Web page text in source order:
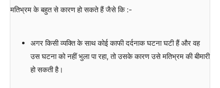
मतिभ्रम के बहुत से कारण हो सकते हैं जैसे कि :-
अगर किसी व्यक्ति के साथ कोई काफी दर्दनाक घटना घटी हैं और वह
उस घटना को नहीं भुला पा रहा, तो उसके कारण उसे मतिभ्रम की बीमारी
हो सकती है।